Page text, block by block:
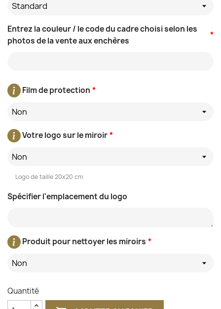
Standard
*
Entrez la couleur / le code du cadre choisi selon les
photos de la vente aux enchères
*
Film de protection
Non
*
Votre logo sur le miroir
Non
Logo de taille 20x20 cm
Spécifier l'emplacement du logo
*
Produit pour nettoyer les miroirs
Non
Quantité